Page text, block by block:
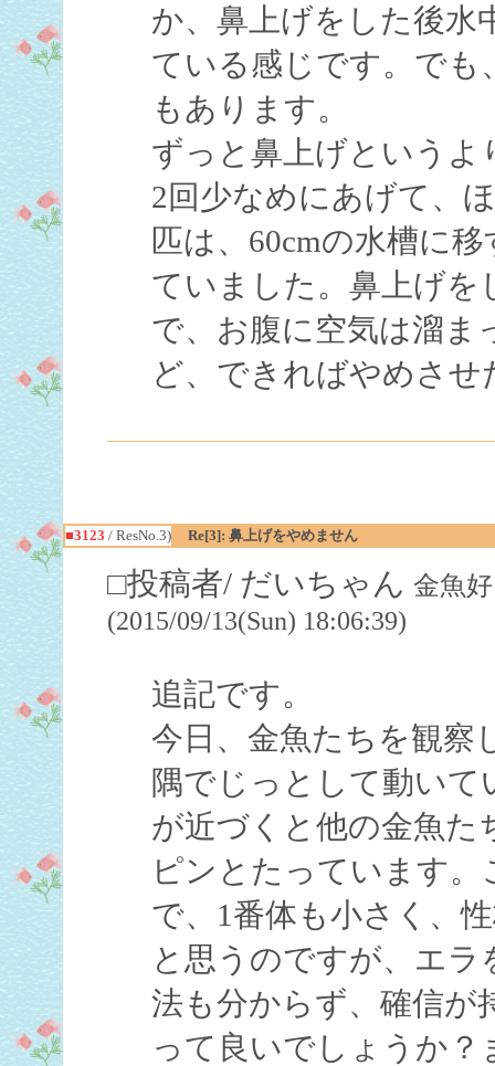
か、鼻上げをした後水
ている感じです。でも
もあります。
ずっと鼻上げというよ
2回少なめにあげて、
匹は、60cmの水槽に
ていました。鼻上げを
で、お腹に空気は溜ま
ど、できればやめさせ
■3123 / ResNo.3) Re[3]: 鼻上げをやめません
□投稿者/ だいちゃん 金魚
(2015/09/13(Sun) 18:06:39)
追記です。
今日、金魚たちを観察
隅でじっとして動い
が近づくと他の金魚た
ピンとたっています
で、1番体も小さく、
と思うのですが、エ
法も分からず、確信が
って良いでしょうか